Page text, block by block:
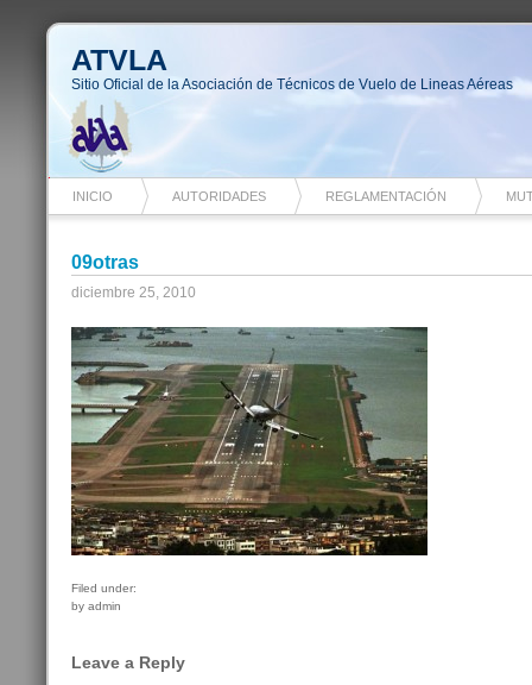
ATVLA
Sitio Oficial de la Asociación de Técnicos de Vuelo de Lineas Aéreas
INICIO AUTORIDADES REGLAMENTACIÓN
09otras
diciembre 25, 2010
Filed under:
by admin
Leave a Reply